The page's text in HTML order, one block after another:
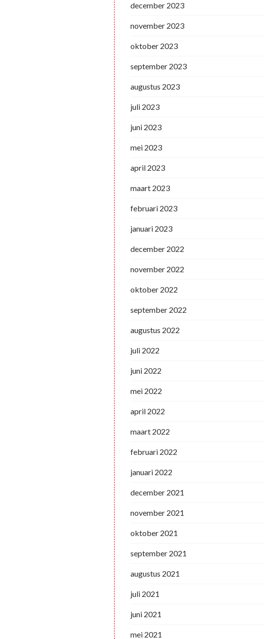
december 2023
november 2023
oktober 2023
september 2023
augustus 2023
juli 2023
juni 2023
mei 2023
april 2023
maart 2023
februari 2023
januari 2023
december 2022
november 2022
oktober 2022
september 2022
augustus 2022
juli 2022
juni 2022
mei 2022
april 2022
maart 2022
februari 2022
januari 2022
december 2021
november 2021
oktober 2021
september 2021
augustus 2021
juli 2021
juni 2021
mei 2021